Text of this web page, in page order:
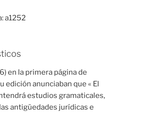
a1252
en la primera página de
edición anunciaban que « El
estudios gramaticales,
antigüedades jurídicas e